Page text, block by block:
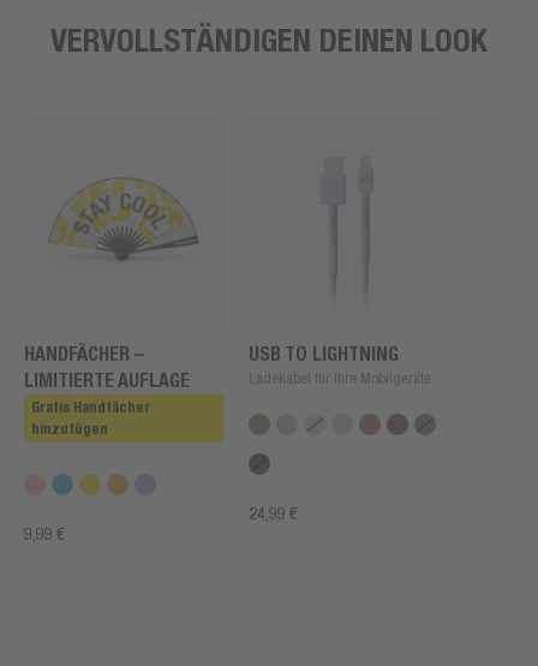
VERVOLLSTÄNDIGEN DEINEN LOOK
HANDFÄCHER –
LIMITIERTE AUFLAGE
Gratis Handfächer
hinzufügen
9,99 €
USB TO LIGHTNING
Ladekabel für Ihre Mobilgeräte
24,99 €